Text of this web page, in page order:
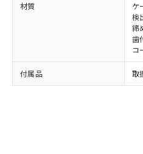
材質
ケ
検
締
歯
コ
付属品 取
在庫状況および
事前の承諾なく
示しないようお
マイパーツ機能
ビス）をご利用
メンバーズにご
部品在庫の切り替え
月が前後することがあ
※2 環境保護使用期
「ｅ」：有害物質（
準値以下であることを
「10」：通常の使用
質が外部に漏えいし、
及ぼさない年数を意味
使用いたしませ
当社は、貴社製
場合は、上記1
該第三者に通知
販売先および販
法に輸出するお
り引きをいたし
たはお客様
機器販売店
認ください)
受注生産機
情報を公開